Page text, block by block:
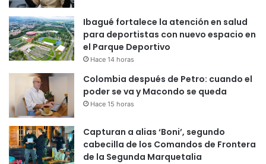
Ibagué fortalece la atención en salud
para deportistas con nuevo espacio en
el Parque Deportivo
Hace 14 horas
Colombia después de Petro: cuando el
poder se va y Macondo se queda
Hace 15 horas
Capturan a alias ‘Boni’, segundo
cabecilla de los Comandos de Frontera
de la Segunda Marquetalia